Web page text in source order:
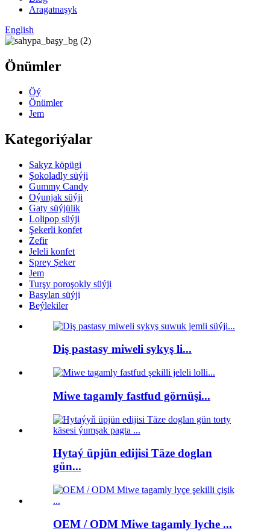
Aragatnaşyk
English
Önümler
Öý
Önümler
Jem
Kategoriýalar
Sakyz köpügi
Şokoladly süýji
Gummy Candy
Oýunjak süýji
Gaty süýjülik
Lolipop süýji
Şekerli konfet
Zefir
Jeleli konfet
Sprey Şeker
Jem
Turşy poroşokly süýji
Basylan süýji
Beýlekiler
Diş pastasy miweli sykyş li...
Miwe tagamly fastfud görnüşi...
Hytaý üpjün edijisi Täze doglan
gün...
OEM / ODM Miwe tagamly lyche ...